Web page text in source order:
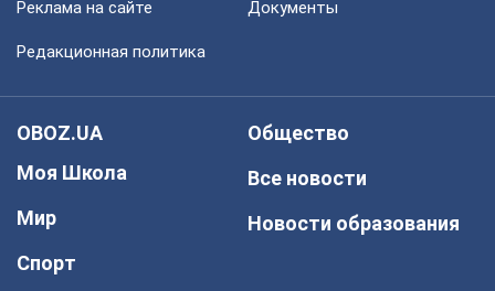
Реклама на сайте Документы
Редакционная политика
OBOZ.UA
Моя Школа
Мир
Спорт
Общество
Все новости
Новости образования